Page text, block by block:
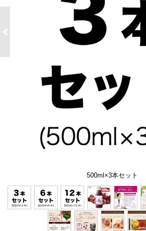
500ml×3本セット